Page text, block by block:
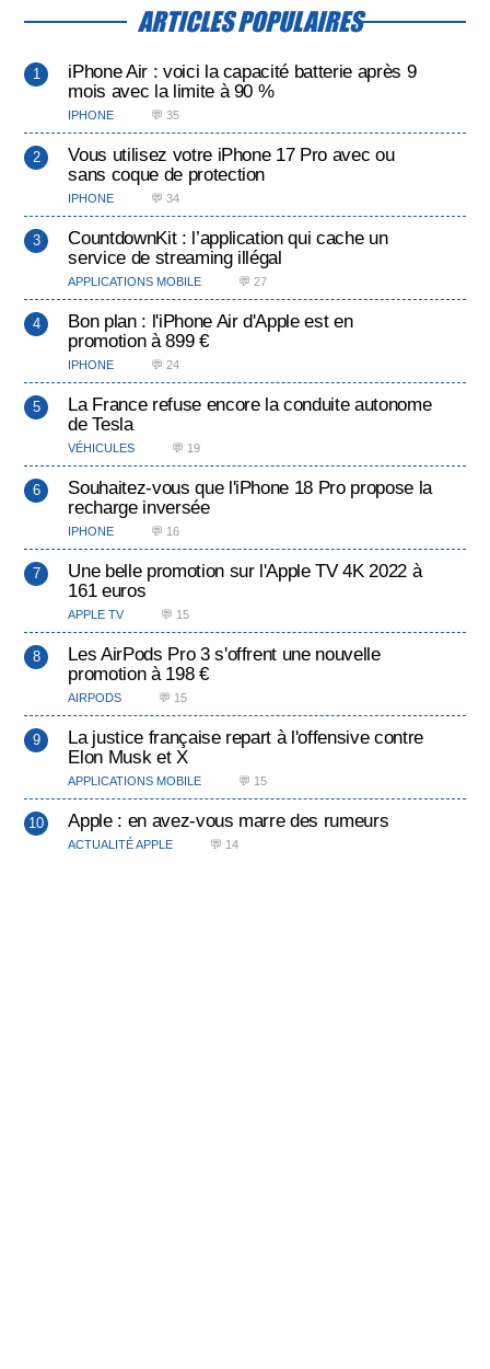
ARTICLES POPULAIRES
iPhone Air : voici la capacité batterie après 9
mois avec la limite à 90 %
IPHONE 💬 35
Vous utilisez votre iPhone 17 Pro avec ou
sans coque de protection
IPHONE 💬 34
CountdownKit : l’application qui cache un
service de streaming illégal
APPLICATIONS MOBILE 💬 27
Bon plan : l'iPhone Air d'Apple est en
promotion à 899 €
IPHONE 💬 24
La France refuse encore la conduite autonome
de Tesla
VÉHICULES 💬 19
Souhaitez-vous que l'iPhone 18 Pro propose la
recharge inversée
IPHONE 💬 16
Une belle promotion sur l'Apple TV 4K 2022 à
161 euros
APPLE TV 💬 15
Les AirPods Pro 3 s'offrent une nouvelle
promotion à 198 €
AIRPODS 💬 15
La justice française repart à l'offensive contre
Elon Musk et X
APPLICATIONS MOBILE 💬 15
Apple : en avez-vous marre des rumeurs
ACTUALITÉ APPLE 💬 14